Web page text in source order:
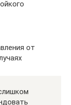
от